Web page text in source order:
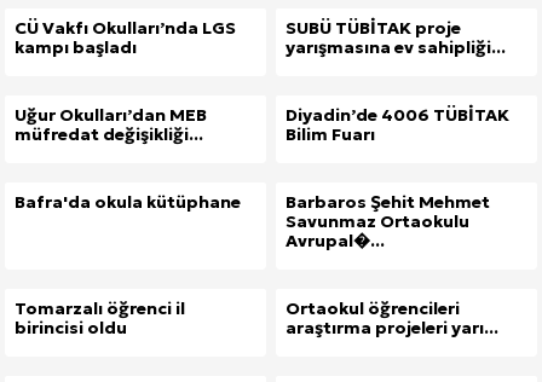
CÜ Vakfı Okulları’nda LGS
kampı başladı
SUBÜ TÜBİTAK proje
yarışmasına ev sahipliği...
Uğur Okulları’dan MEB
müfredat değişikliği...
Diyadin’de 4006 TÜBİTAK
Bilim Fuarı
Bafra'da okula kütüphane
Barbaros Şehit Mehmet
Savunmaz Ortaokulu
Avrupal�...
Tomarzalı öğrenci il
birincisi oldu
Ortaokul öğrencileri
araştırma projeleri yarı...